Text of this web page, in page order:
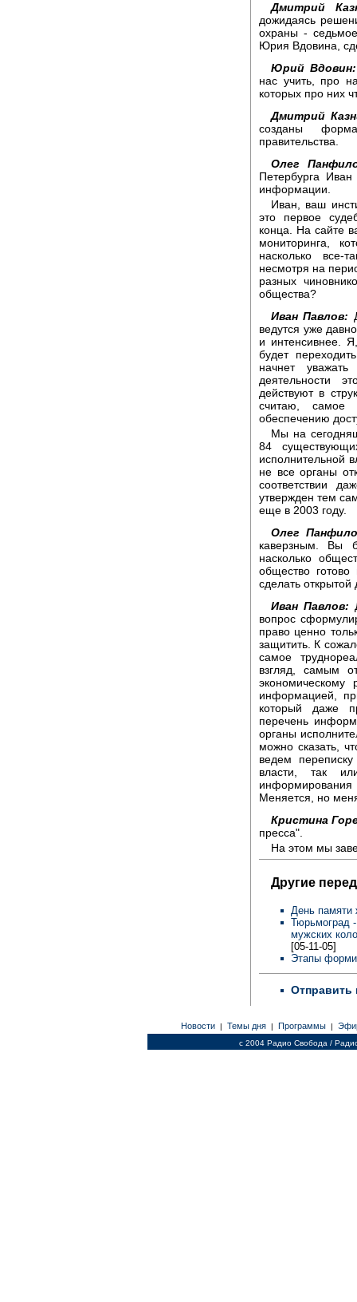
Дмитрий
дожидаясь
охраны -
Юрия Вдовина,
Юрий Вдовин:
нас учить, про
которых про них
Дмитрий
созданы
правительства.
Олег
Петербурга
информации.
Иван, ваш
это первое
конца. На сайте
мониторинга,
насколько все-
несмотря на
разных
общества?
Иван Павлов:
ведутся уже
и интенсивнее.
будет
начнет
деятельности
действуют в
считаю, самое
обеспечению
Мы на
84
исполнительной
не все органы
соответствии
утвержден тем
еще в 2003 году.
Олег
каверзным. Вы
насколько
общество
сделать
Иван Павлов:
вопрос
право ценно
защитить. К
самое
взгляд, самым
информацией,
который даже
перечень
органы
можно сказать,
ведем
власти, так
информирования
Меняется, но
Кристина
пресса".
На этом мы
Другие
День памяти
Тюрьмоград
мужских
[05-11-05]
Этапы
Отправить
Новости | Темы дня | Программы |
c 2004 Радио Свобода /